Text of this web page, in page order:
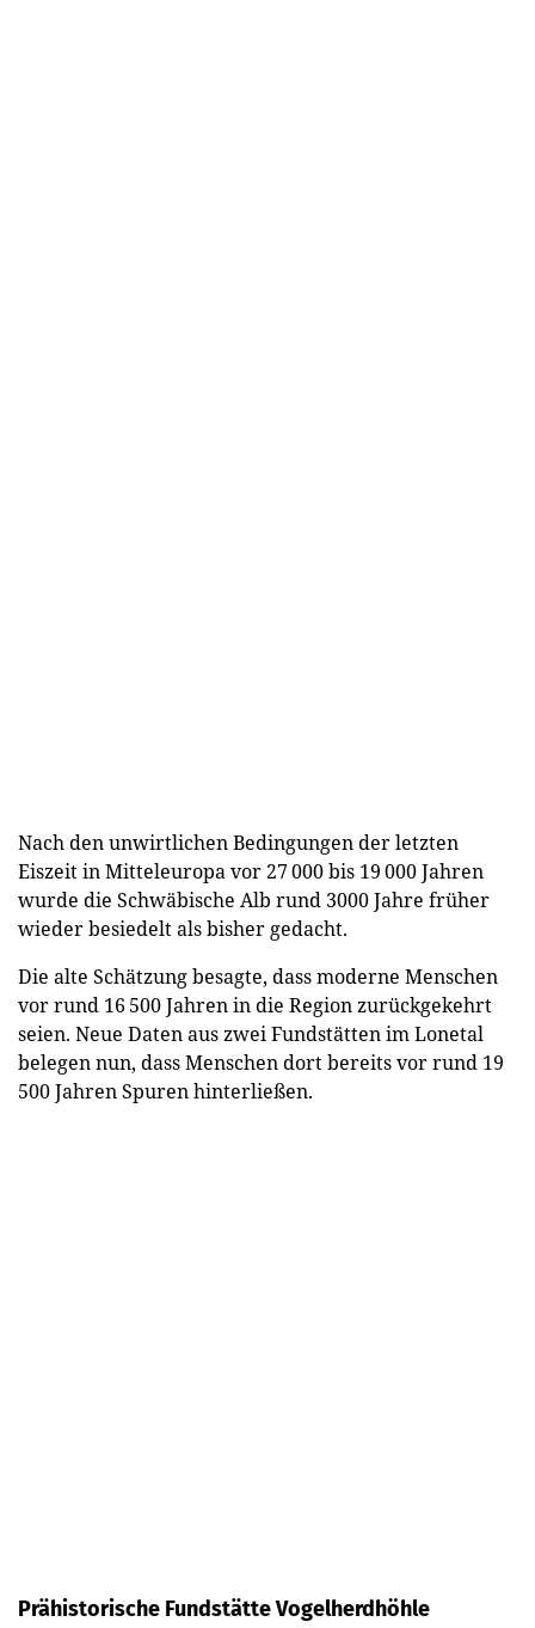
Nach den unwirtlichen Bedingungen der letzten
Eiszeit in Mitteleuropa vor 27 000 bis 19 000 Jahren
wurde die Schwäbische Alb rund 3000 Jahre früher
wieder besiedelt als bisher gedacht.
Die alte Schätzung besagte, dass moderne Menschen
vor rund 16 500 Jahren in die Region zurückgekehrt
seien. Neue Daten aus zwei Fundstätten im Lonetal
belegen nun, dass Menschen dort bereits vor rund 19
500 Jahren Spuren hinterließen.
Prähistorische Fundstätte Vogelherdhöhle